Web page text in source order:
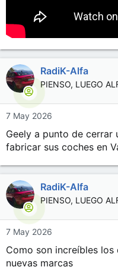
RadiK-Alfa
PIENSO, LUEGO
7 May 2026
Geely a punto de cerrar
fabricar sus coches en
RadiK-Alfa
PIENSO, LUEGO
7 May 2026
Como son increíbles
nuevas marcas